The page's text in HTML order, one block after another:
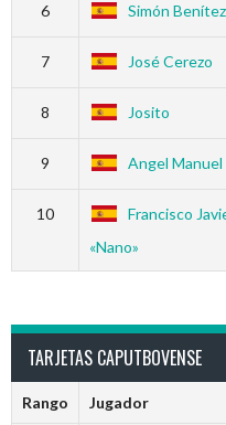
6 Simón
7 José Cerezo
8 Josito
9 Angel Manuel
10
Francisco
«Nano»
TARJETAS CAPUTBOVENSE
Rango Jugador